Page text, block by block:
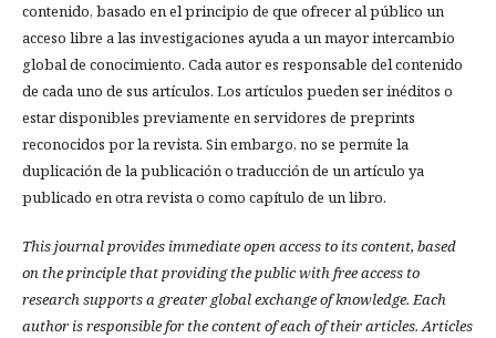
contenido, basado en el principio de que ofrecer al público un
acceso libre a las investigaciones ayuda a un mayor intercambio
global de conocimiento. Cada autor es responsable del contenido
de cada uno de sus artículos. Los artículos pueden ser inéditos o
estar disponibles previamente en servidores de preprints
reconocidos por la revista. Sin embargo, no se permite la
duplicación de la publicación o traducción de un artículo ya
publicado en otra revista o como capítulo de un libro.
This journal provides immediate open access to its content, based
on the principle that providing the public with free access to
research supports a greater global exchange of knowledge. Each
author is responsible for the content of each of their articles. Articles